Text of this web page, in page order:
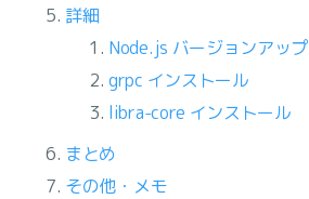
詳細
Node.js バージョンアップ
grpc インストール
libra-core インストール
まとめ
その他・メモ